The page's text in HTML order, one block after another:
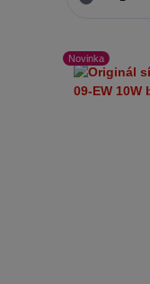
Novinka